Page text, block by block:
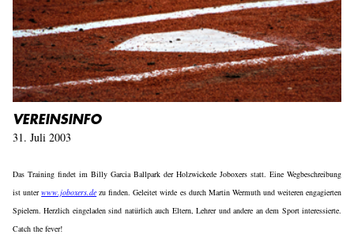
VEREINSINFO
31. Juli 2003
Das Training findet im Billy Garcia Ballpark der Holzwickede Joboxers statt. Eine Wegbeschreibung
ist unterwww.joboxers.de zu finden. Geleitet wirde es durch Martin Wermuth und weiteren engagierten
Spielern. Herzlich eingeladen sind natürlich auch Eltern, Lehrer und andere an dem Sport interessierte.
Catch the fever!